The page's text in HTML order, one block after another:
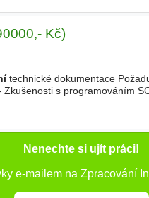
Kč)
technické dokumentace
s programováním
Nenechte si ujít práci!
e-mailem na Zpracování